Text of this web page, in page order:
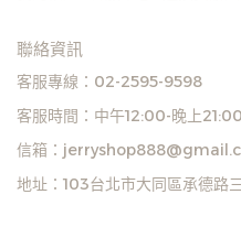
聯絡資訊
客服專線：02-2595-9598
客服時間：中午12:00-晚上
信箱：
地址：103台北市大同區承德路